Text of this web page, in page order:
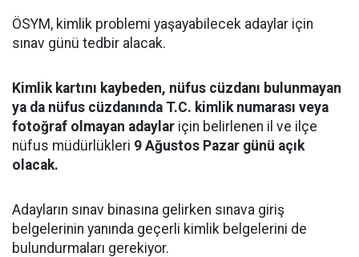
ÖSYM, kimlik problemi yaşayabilecek adaylar için
sınav günü tedbir alacak.
Kimlik kartını kaybeden, nüfus cüzdanı bulunmayan
ya da nüfus cüzdanında T.C. kimlik numarası veya
fotoğraf olmayan adaylar için belirlenen il ve ilçe
nüfus müdürlükleri 9 Ağustos Pazar günü açık
olacak.
Adayların sınav binasına gelirken sınava giriş
belgelerinin yanında geçerli kimlik belgelerini de
bulundurmaları gerekiyor.